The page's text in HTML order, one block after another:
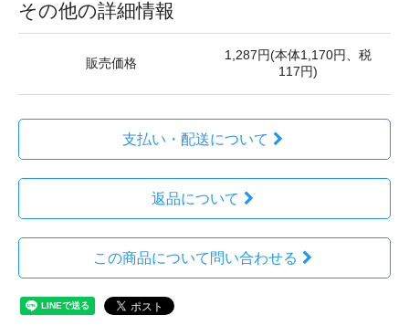
その他の詳細情報
販売価格
1,287円(本体1,170円、税
117円)
支払い・配送について
返品について
この商品について問い合わせる